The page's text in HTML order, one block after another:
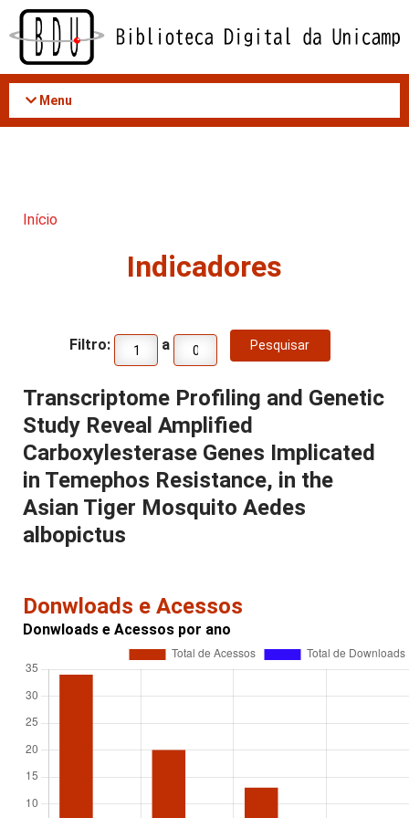
Acessar
conteúdo
Menu
Início
Indicadores
Filtro: a
Transcriptome Profiling and Genetic
Study Reveal Amplified
Carboxylesterase Genes Implicated
in Temephos Resistance, in the
Asian Tiger Mosquito Aedes
albopictus
Donwloads e Acessos
Donwloads e Acessos por ano